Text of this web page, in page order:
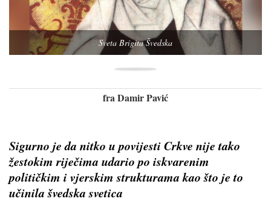
Sveta Brigita Švedska
fra Damir Pavić
Sigurno je da nitko u povijesti Crkve nije tako
žestokim riječima udario po iskvarenim
političkim i vjerskim strukturama kao što je to
učinila švedska svetica